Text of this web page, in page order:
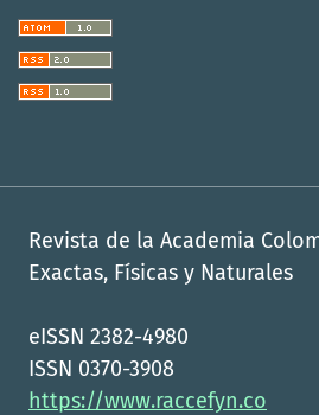
Revista de la Academia
Exactas, Físicas y Naturales
eISSN 2382-4980
ISSN 0370-3908
https://www.raccefyn.co